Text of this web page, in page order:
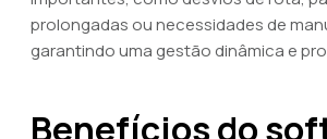
prolongadas ou necessidades de
garantindo uma gestão dinâmica e
Benefícios do